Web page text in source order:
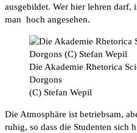
ausgebildet. Wer hier lehren darf,
man hoch angesehen.
Die Akademie Rhetorica
Dorgons
(C) Stefan Wepil
Die Atmosphäre ist betriebsam,
ruhig, so dass die Studenten sich